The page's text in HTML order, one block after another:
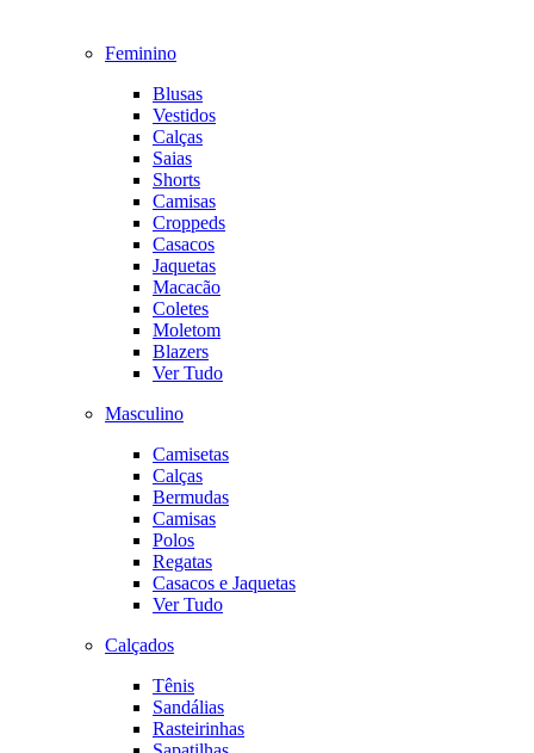
Feminino
Blusas
Vestidos
Calças
Saias
Shorts
Camisas
Croppeds
Casacos
Jaquetas
Macacão
Coletes
Moletom
Blazers
Ver Tudo
Masculino
Camisetas
Calças
Bermudas
Camisas
Polos
Regatas
Casacos e Jaquetas
Ver Tudo
Calçados
Tênis
Sandálias
Rasteirinhas